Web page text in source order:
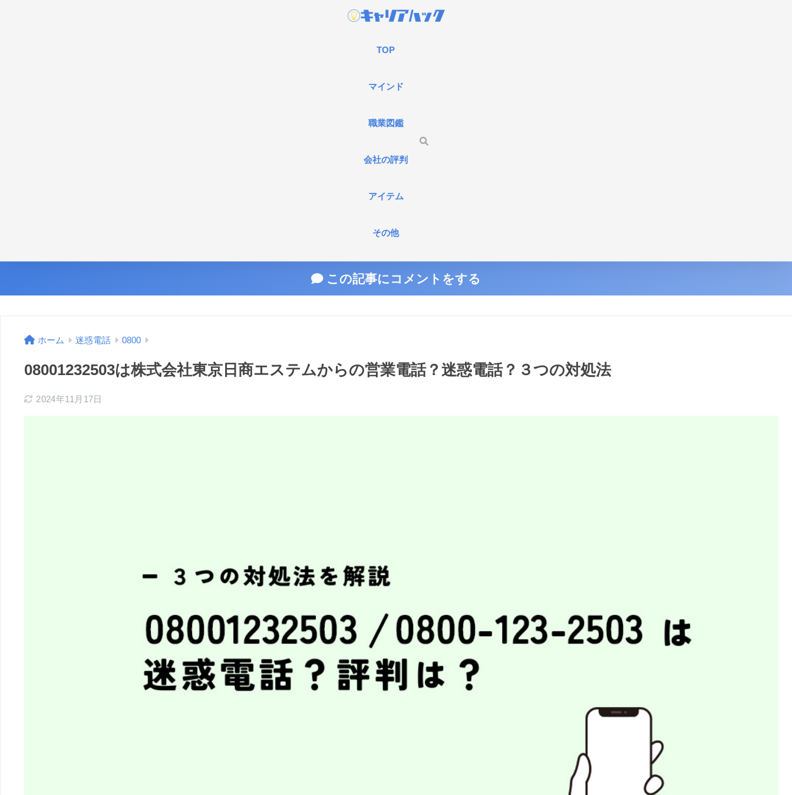
TOP
マインド
職業図鑑
会社の評判
アイテム
その他
この記事にコメントをする
ホーム 迷惑電話 0800
08001232503は株式会社東京日商エステムからの営業電話？迷惑電話？３つの対処法
2024年11月17日